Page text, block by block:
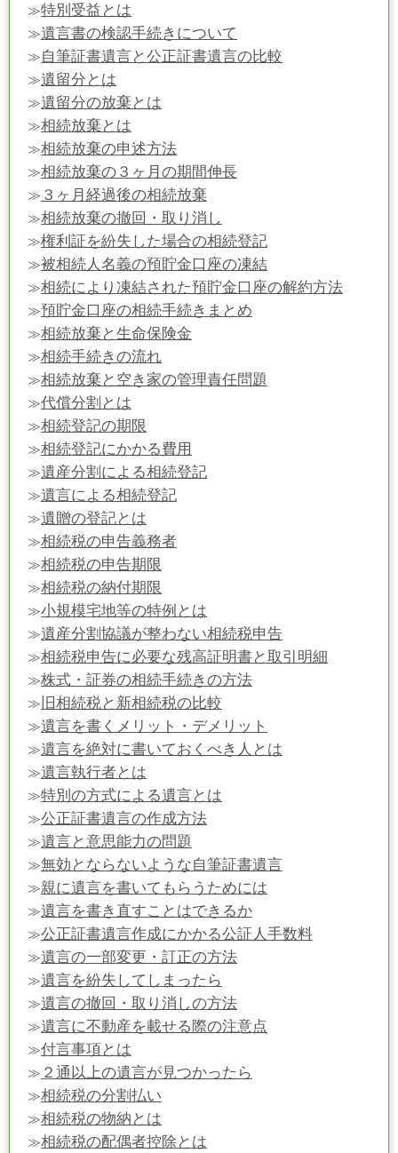
≫特別受益とは
≫遺言書の検認手続きについて
≫自筆証書遺言と公正証書遺言の比較
≫遺留分とは
≫遺留分の放棄とは
≫相続放棄とは
≫相続放棄の申述方法
≫相続放棄の３ヶ月の期間伸長
≫ ３ヶ月経過後の相続放棄
≫相続放棄の撤回・取り消し
≫権利証を紛失した場合の相続登記
≫被相続人名義の預貯金口座の凍結
≫相続により凍結された預貯金口座の解約方法
≫預貯金口座の相続手続きまとめ
≫相続放棄と生命保険金
≫相続手続きの流れ
≫相続放棄と空き家の管理責任問題
≫代償分割とは
≫相続登記の期限
≫相続登記にかかる費用
≫遺産分割による相続登記
≫遺言による相続登記
≫遺贈の登記とは
≫相続税の申告義務者
≫相続税の申告期限
≫相続税の納付期限
≫小規模宅地等の特例とは
≫遺産分割協議が整わない相続税申告
≫相続税申告に必要な残高証明書と取引明細
≫株式・証券の相続手続きの方法
≫ 旧相続税と新相続税の比較
≫遺言を書くメリット・デメリット
≫遺言を絶対に書いておくべき人とは
≫遺言執行者とは
≫特別の方式による遺言とは
≫公正証書遺言の作成方法
≫遺言と意思能力の問題
≫無効とならないような自筆証書遺言
≫親に遺言を書いてもらうためには
≫遺言を書き直すことはできるか
≫公正証書遺言作成にかかる公証人手数料
≫遺言の一部変更・訂正の方法
≫遺言を紛失してしまったら
≫遺言の撤回・取り消しの方法
≫遺言に不動産を載せる際の注意点
≫付言事項とは
≫ ２通以上の遺言が見つかったら
≫相続税の分割払い
≫相続税の物納とは
≫相続税の配偶者控除とは